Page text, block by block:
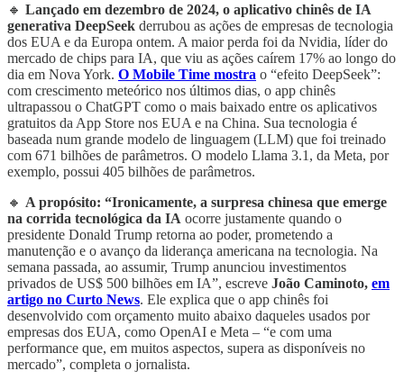
🔸 Lançado em dezembro de 2024, o aplicativo chinês de IA
generativa DeepSeek derrubou as ações de empresas de tecnologia
dos EUA e da Europa ontem. A maior perda foi da Nvidia, líder do
mercado de chips para IA, que viu as ações caírem 17% ao longo do
dia em Nova York. O Mobile Time mostra o “efeito DeepSeek”:
com crescimento meteórico nos últimos dias, o app chinês
ultrapassou o ChatGPT como o mais baixado entre os aplicativos
gratuitos da App Store nos EUA e na China. Sua tecnologia é
baseada num grande modelo de linguagem (LLM) que foi treinado
com 671 bilhões de parâmetros. O modelo Llama 3.1, da Meta, por
exemplo, possui 405 bilhões de parâmetros.
🔸 A propósito: “Ironicamente, a surpresa chinesa que emerge
na corrida tecnológica da IA ocorre justamente quando o
presidente Donald Trump retorna ao poder, prometendo a
manutenção e o avanço da liderança americana na tecnologia. Na
semana passada, ao assumir, Trump anunciou investimentos
privados de US$ 500 bilhões em IA”, escreve João Caminoto, em
artigo no Curto News. Ele explica que o app chinês foi
desenvolvido com orçamento muito abaixo daqueles usados por
empresas dos EUA, como OpenAI e Meta – “e com uma
performance que, em muitos aspectos, supera as disponíveis no
mercado”, completa o jornalista.